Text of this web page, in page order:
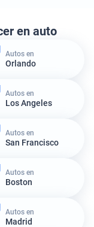
en auto
Autos en
Orlando
Autos en
Los Angeles
Autos en
San Francisco
Autos en
Boston
Autos en
Madrid